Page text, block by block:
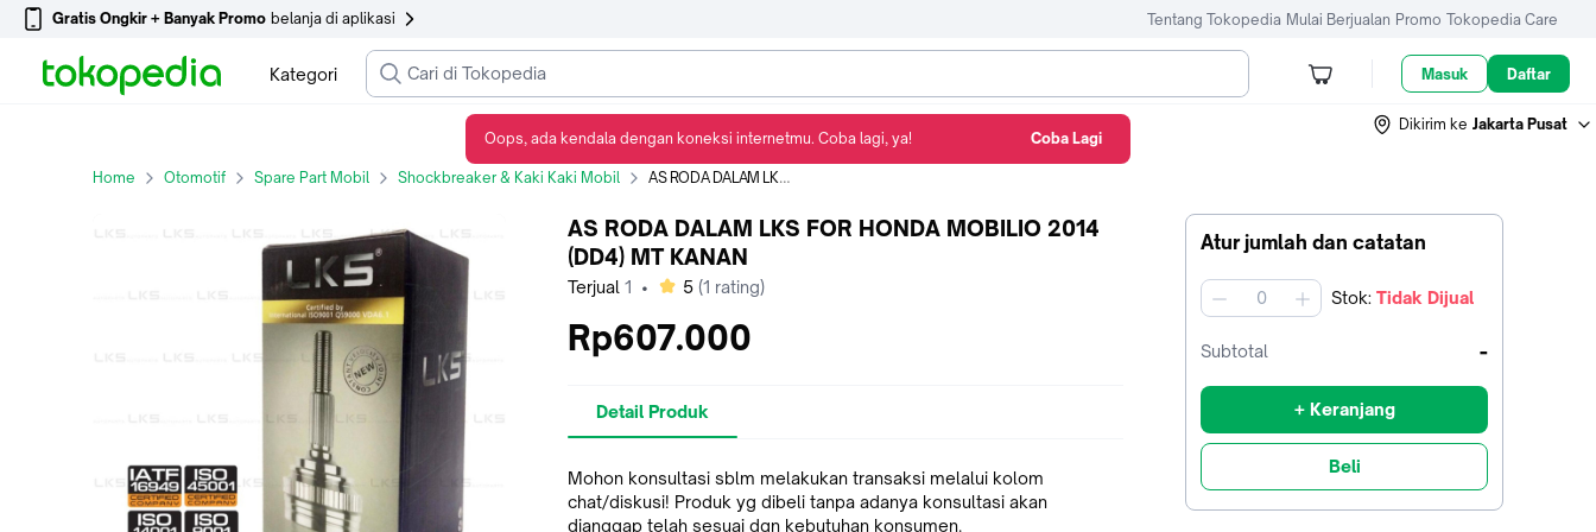
Gratis Ongkir + Banyak Promo belanja di aplikasi Tentang Tokopedia Mulai Berjualan Promo Tokopedia Care
Kategori Masuk Daftar
Dikirim ke Jakarta Pusat
Home Otomotif Spare Part Mobil Shockbreaker & Kaki Kaki Mobil AS RODA DALAM LKS FOR HONDA MOBILIO 2014 (DD4) MT KANAN
Atur jumlah dan catatan
jumlah Stok: Tidak Dijual
Subtotal -
+ Keranjang
Beli
AS RODA DALAM LKS FOR HONDA MOBILIO 2014
(DD4) MT KANAN
Terjual 1 • bintang
5 (1 rating)
Rp607.000
Detail Produk
Mohon konsultasi sblm melakukan transaksi melalui kolom
chat/diskusi! Produk yg dibeli tanpa adanya konsultasi akan
dianggap telah sesuai dgn kebutuhan konsumen.
Oops, ada kendala dengan koneksi internetmu. Coba lagi, ya! Coba Lagi